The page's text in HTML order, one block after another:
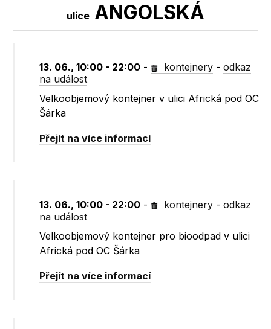
ulice ANGOLSKÁ
13. 06., 10:00 - 22:00 - kontejnery -odkaz
na událost
Velkoobjemový kontejner v ulici Africká pod OC
Šárka
Přejít na více informací
13. 06., 10:00 - 22:00 - kontejnery -odkaz
na událost
Velkoobjemový kontejner pro bioodpad v ulici
Africká pod OC Šárka
Přejít na více informací